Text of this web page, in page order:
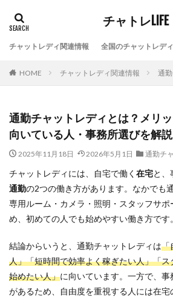
チャトレLIFE
チャットレディ関連情報 全国のチャットレデ
HOME チャットレディ関連情報 通
通勤チャットレディとは？メリ
向いている人・事務所選びを解説
2025年11月18日 2026年5月1日 通勤チ
チャットレディには、自宅で働く 在宅と、
通勤の2つの働き方があります。なかでも
専用ルーム・カメラ・照明・スタッフサポ
め、初めての人でも始めやすい働き方です。
結論からいうと、通勤チャットレディは「
人」「短時間で効率よく稼ぎたい人」「
始めたい人」に向いています。一方で、
があるため、自由度を重視する人には在